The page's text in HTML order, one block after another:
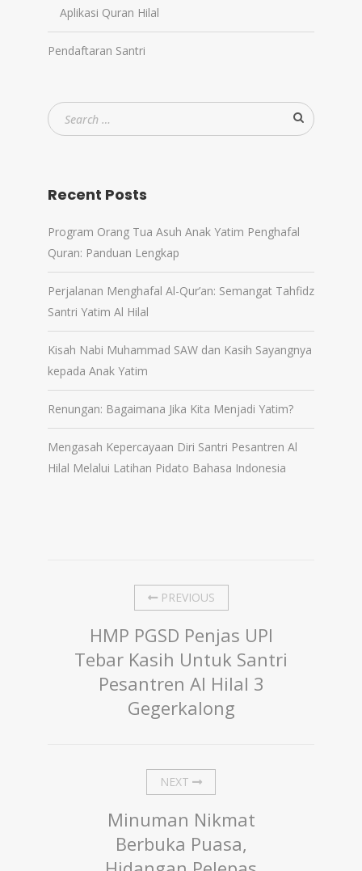
Aplikasi Quran Hilal
Pendaftaran Santri
Recent Posts
Program Orang Tua Asuh Anak Yatim Penghafal
Quran: Panduan Lengkap
Perjalanan Menghafal Al-Qur’an: Semangat Tahfidz
Santri Yatim Al Hilal
Kisah Nabi Muhammad SAW dan Kasih Sayangnya
kepada Anak Yatim
Renungan: Bagaimana Jika Kita Menjadi Yatim?
Mengasah Kepercayaan Diri Santri Pesantren Al
Hilal Melalui Latihan Pidato Bahasa Indonesia
PREVIOUS
HMP PGSD Penjas UPI
Tebar Kasih Untuk Santri
Pesantren Al Hilal 3
Gegerkalong
NEXT
Minuman Nikmat
Berbuka Puasa,